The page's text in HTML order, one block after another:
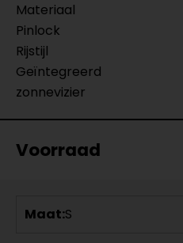
Materiaal
Pinlock
Rijstijl
Geïntegreerd
zonnevizier
Voorraad
Maat:S